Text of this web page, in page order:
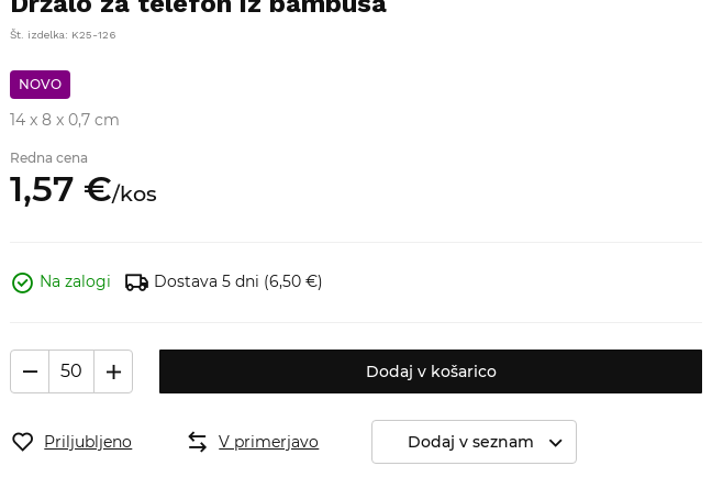
Št. izdelka: K25-126
NOVO
14 x 8 x 0,7 cm
Redna cena
1,57 €/kos
Na zalogi Dostava 5 dni (6,50 €)
Dodaj v košarico
Priljubljeno V primerjavo Dodaj v seznam